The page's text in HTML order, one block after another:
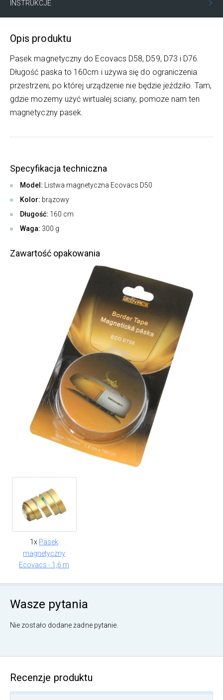
INSTRUKCJE
Opis produktu
Pasek magnetyczny do Ecovacs D58, D59, D73 i D76.
Długość paska to 160cm i używa się do ograniczenia
przestrzeni, po której urządzenie nie będzie jeździło. Tam,
gdzie mozemy użyć wirtualej sciany, pomoze nam ten
magnetyczny pasek.
Specyfikacja techniczna
Model:
Listwa magnetyczna Ecovacs D50
Kolor: brązowy
Długość: 160 cm
Waga: 300 g
Zawartość opakowania
1x Pasek
magnetyczny
Ecovacs - 1,6 m
Wasze pytania
Nie zostało dodane żadne pytanie.
Recenzje produktu